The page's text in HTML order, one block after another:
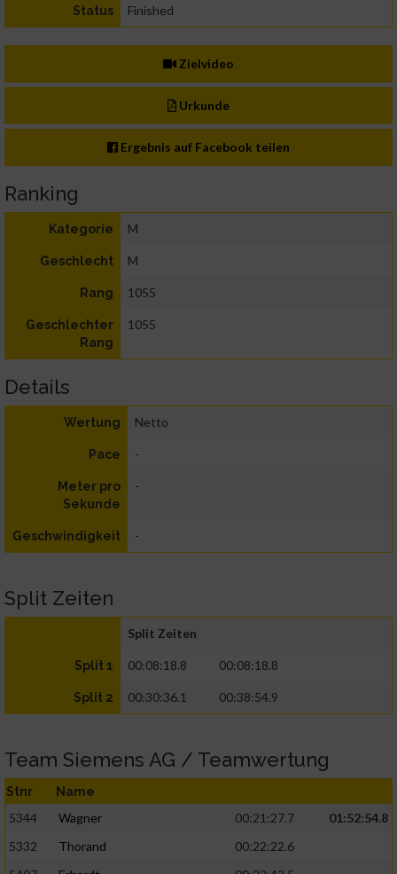
Status Finished
Zielvideo
Urkunde
Ergebnis auf Facebook teilen
Ranking
Kategorie M
Geschlecht M
Rang 1055
Geschlechter
Rang
1055
Details
Wertung Netto
Pace -
Meter pro
Sekunde
-
Geschwindigkeit -
Split Zeiten
Split Zeiten
Split 1 00:08:18.8 00:08:18.8
Split 2 00:30:36.1 00:38:54.9
Team Siemens AG / Teamwertung
Stnr Name
5344 Wagner 00:21:27.7
01:52:54.8
5332
Thorand
00:22:22.6